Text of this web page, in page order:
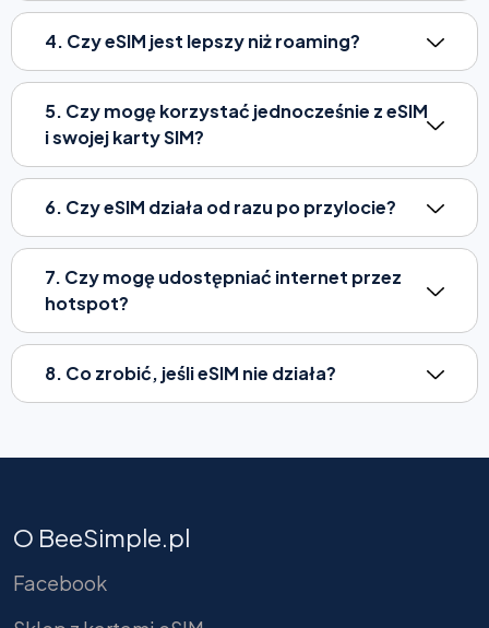
4. Czy eSIM jest lepszy niż roaming?
5. Czy mogę korzystać jednocześnie z eSIM
i swojej karty SIM?
6. Czy eSIM działa od razu po przylocie?
7. Czy mogę udostępniać internet przez
hotspot?
8. Co zrobić, jeśli eSIM nie działa?
O BeeSimple.pl
Facebook